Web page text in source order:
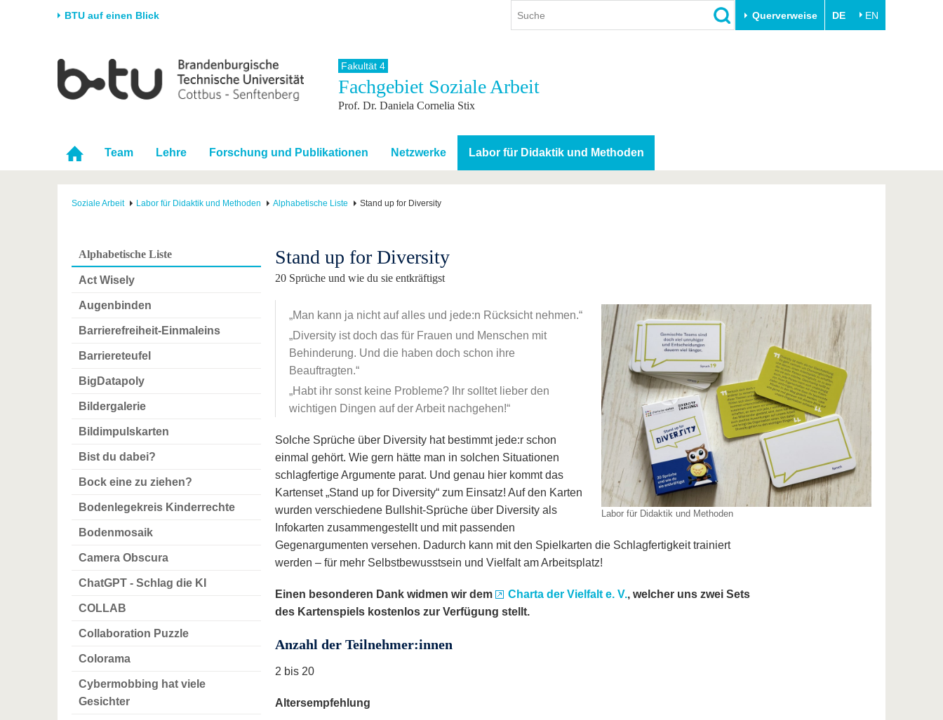
BTU auf einen Blick Querverweise DE EN
Universität
Karriere & Engagement
Partnerschaften &
Strukturwandel
Forschung
Förderung
Wissenschaftlicher
Nachwuchs
Studium
Studienangebot
Im Studium
Nach dem Studium
International
Internationales Profil
Mit der BTU ins Ausland
Für internationale
Studierende
Kontakt
Weiterbildung
Innovative Transferprojekte
BTU & Region erleben
Fakultät 4
Fachgebiet Soziale Arbeit
Prof. Dr. Daniela Cornelia Stix
Team Lehre Forschung und Publikationen Netzwerke Labor für Didaktik und Methoden
Soziale Arbeit Labor für Didaktik und Methoden Alphabetische Liste Stand up for Diversity
Alphabetische Liste
Act Wisely
Augenbinden
Barrierefreiheit-Einmaleins
Barriereteufel
BigDatapoly
Bildergalerie
Bildimpulskarten
Bist du dabei?
Bock eine zu ziehen?
Bodenlegekreis Kinderrechte
Bodenmosaik
Camera Obscura
ChatGPT - Schlag die KI
COLLAB
Collaboration Puzzle
Colorama
Cybermobbing hat viele
Gesichter
Stand up for Diversity
20 Sprüche und wie du sie entkräftigst
Labor für Didaktik und Methoden
Man kann ja nicht auf alles und jede:n Rücksicht nehmen.
Diversity ist doch das für Frauen und Menschen mit
Behinderung. Und die haben doch schon ihre
Beauftragten.
Habt ihr sonst keine Probleme? Ihr solltet lieber den
wichtigen Dingen auf der Arbeit nachgehen!
Solche Sprüche über Diversity hat bestimmt jede:r schon
einmal gehört. Wie gern hätte man in solchen Situationen
schlagfertige Argumente parat. Und genau hier kommt das
Kartenset „Stand up for Diversity“ zum Einsatz! Auf den Karten
wurden verschiedene Bullshit-Sprüche über Diversity als
Infokarten zusammengestellt und mit passenden
Gegenargumenten versehen. Dadurch kann mit den Spielkarten die Schlagfertigkeit trainiert
werden – für mehr Selbstbewusstsein und Vielfalt am Arbeitsplatz!
Einen besonderen Dank widmen wir dem Charta der Vielfalt e. V., welcher uns zwei Sets
des Kartenspiels kostenlos zur Verfügung stellt.
Anzahl der Teilnehmer:innen
2 bis 20
Altersempfehlung